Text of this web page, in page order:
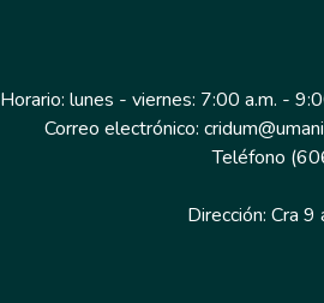
Horario: lunes - viernes: 7:00 a.m. -
Correo electrónico:
Teléfono
Dirección: Cra